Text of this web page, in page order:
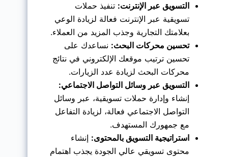
التسويق عبر الإنترنت: تنفيذ حملات
تسويقية عبر الإنترنت فعالة لزيادة الوعي
بعلامتك التجارية وجذب المزيد من العملاء.
تحسين محركات البحث: نساعدك على
تحسين ترتيب موقعك الإلكتروني في نتائج
محركات البحث لزيادة عدد الزيارات.
التسويق عبر وسائل التواصل الاجتماعي:
إنشاء وإدارة حملات تسويقية، عبر وسائل
التواصل الاجتماعي فعالة، لزيادة التفاعل
مع جمهورك المستهدف.
استراتيجية التسويق بالمحتوى: إنشاء
محتوى تسويقي عالي الجودة يجذب اهتمام